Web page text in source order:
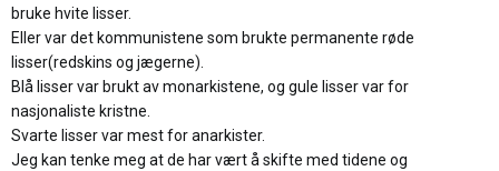
bruke hvite lisser.
Eller var det kommunistene som brukte permanente røde
lisser(redskins og jægerne).
Blå lisser var brukt av monarkistene, og gule lisser var for
nasjonaliste kristne.
Svarte lisser var mest for anarkister.
Jeg kan tenke meg at de har vært å skifte med tidene og